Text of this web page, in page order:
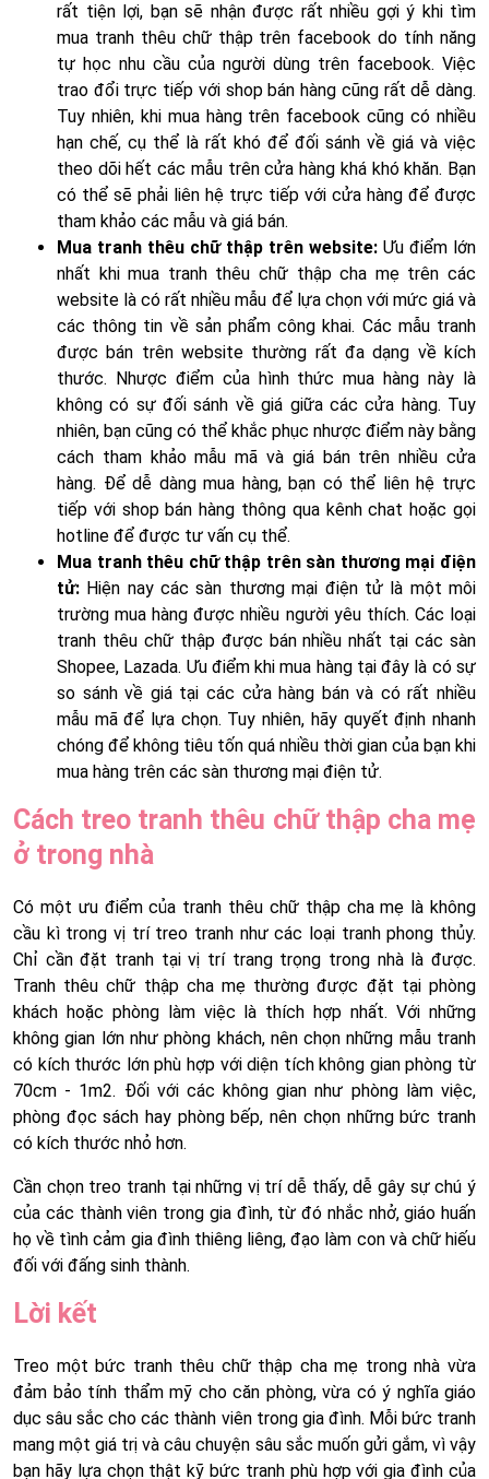
rất tiện lợi, bạn sẽ nhận được rất nhiều gợi ý khi tìm
mua tranh thêu chữ thập trên facebook do tính năng
tự học nhu cầu của người dùng trên facebook. Việc
trao đổi trực tiếp với shop bán hàng cũng rất dễ dàng.
Tuy nhiên, khi mua hàng trên facebook cũng có nhiều
hạn chế, cụ thể là rất khó để đối sánh về giá và việc
theo dõi hết các mẫu trên cửa hàng khá khó khăn. Bạn
có thể sẽ phải liên hệ trực tiếp với cửa hàng để được
tham khảo các mẫu và giá bán.
Mua tranh thêu chữ thập trên website: Ưu điểm lớn
nhất khi mua tranh thêu chữ thập cha mẹ trên các
website là có rất nhiều mẫu để lựa chọn với mức giá và
các thông tin về sản phẩm công khai. Các mẫu tranh
được bán trên website thường rất đa dạng về kích
thước. Nhược điểm của hình thức mua hàng này là
không có sự đối sánh về giá giữa các cửa hàng. Tuy
nhiên, bạn cũng có thể khắc phục nhược điểm này bằng
cách tham khảo mẫu mã và giá bán trên nhiều cửa
hàng. Để dễ dàng mua hàng, bạn có thể liên hệ trực
tiếp với shop bán hàng thông qua kênh chat hoặc gọi
hotline để được tư vấn cụ thể.
Mua tranh thêu chữ thập trên sàn thương mại điện
tử: Hiện nay các sàn thương mại điện tử là một môi
trường mua hàng được nhiều người yêu thích. Các loại
tranh thêu chữ thập được bán nhiều nhất tại các sàn
Shopee, Lazada. Ưu điểm khi mua hàng tại đây là có sự
so sánh về giá tại các cửa hàng bán và có rất nhiều
mẫu mã để lựa chọn. Tuy nhiên, hãy quyết định nhanh
chóng để không tiêu tốn quá nhiều thời gian của bạn khi
mua hàng trên các sàn thương mại điện tử.
Cách treo tranh thêu chữ thập cha mẹ
ở trong nhà
Có một ưu điểm của tranh thêu chữ thập cha mẹ là không
cầu kì trong vị trí treo tranh như các loại tranh phong thủy.
Chỉ cần đặt tranh tại vị trí trang trọng trong nhà là được.
Tranh thêu chữ thập cha mẹ thường được đặt tại phòng
khách hoặc phòng làm việc là thích hợp nhất. Với những
không gian lớn như phòng khách, nên chọn những mẫu tranh
có kích thước lớn phù hợp với diện tích không gian phòng từ
70cm - 1m2. Đối với các không gian như phòng làm việc,
phòng đọc sách hay phòng bếp, nên chọn những bức tranh
có kích thước nhỏ hơn.
Cần chọn treo tranh tại những vị trí dễ thấy, dễ gây sự chú ý
của các thành viên trong gia đình, từ đó nhắc nhở, giáo huấn
họ về tình cảm gia đình thiêng liêng, đạo làm con và chữ hiếu
đối với đấng sinh thành.
Lời kết
Treo một bức tranh thêu chữ thập cha mẹ trong nhà vừa
đảm bảo tính thẩm mỹ cho căn phòng, vừa có ý nghĩa giáo
dục sâu sắc cho các thành viên trong gia đình. Mỗi bức tranh
mang một giá trị và câu chuyện sâu sắc muốn gửi gắm, vì vậy
bạn hãy lựa chọn thật kỹ bức tranh phù hợp với gia đình của